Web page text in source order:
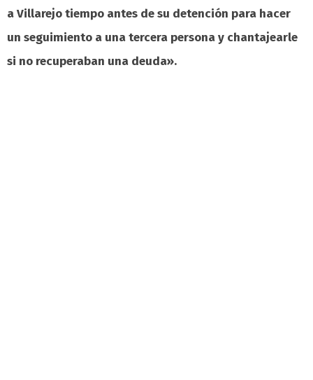
a Villarejo tiempo antes de su detención para hacer
un seguimiento a una tercera persona y chantajearle
si no recuperaban una deuda».